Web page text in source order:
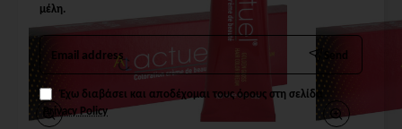
μέλη.
address
Send
Έχω διαβάσει και αποδέχομαι τους όρους στη σελίδα
Privacy Policy